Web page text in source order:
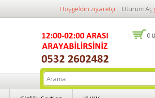
Hoşgeldin ziyaretçi Oturum Aç
0